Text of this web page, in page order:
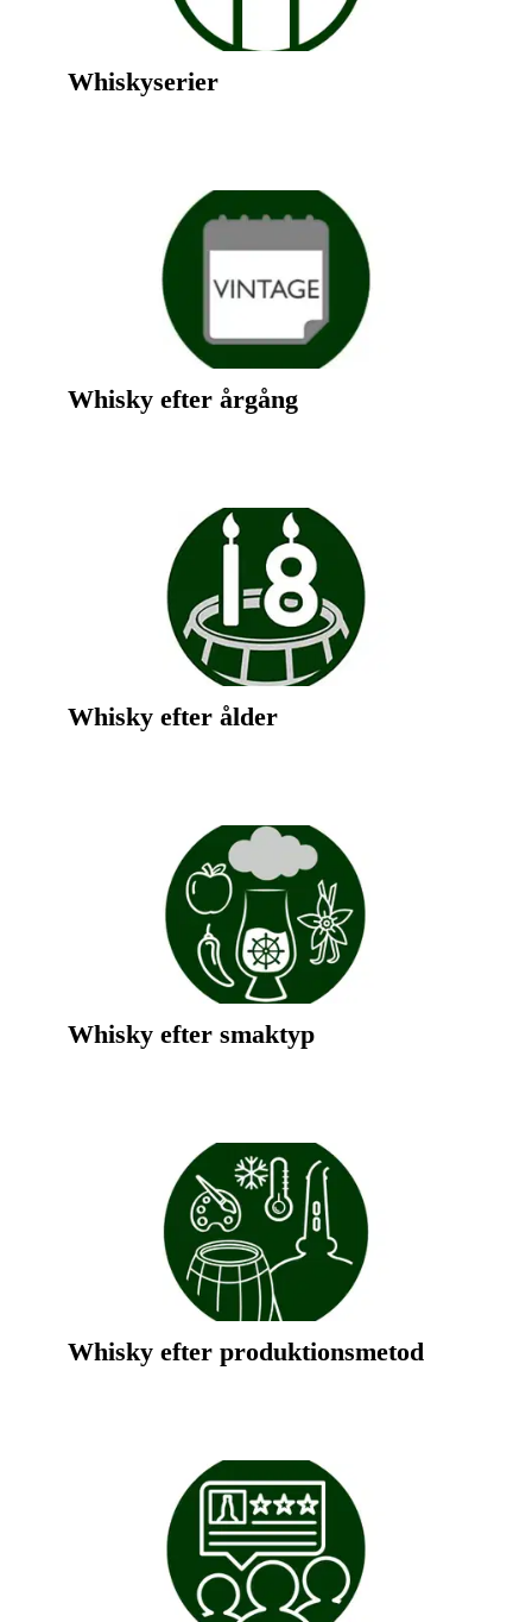
Whiskyserier
Whisky efter årgång
Whisky efter ålder
Whisky efter smaktyp
Whisky efter produktionsmetod